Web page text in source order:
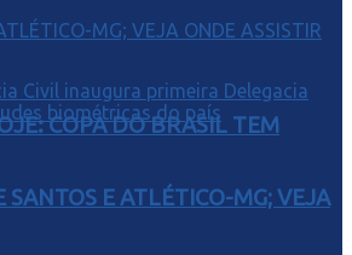
COPA DO BRASIL TEM
SANTOS E ATLÉTICO-MG; VEJA